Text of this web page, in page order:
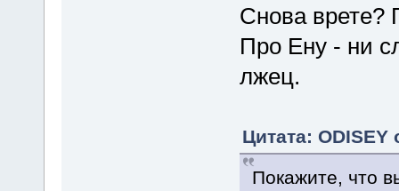
Снова врете?
Про Ену - ни
лжец.
Цитата: ODISEY
Покажите, что